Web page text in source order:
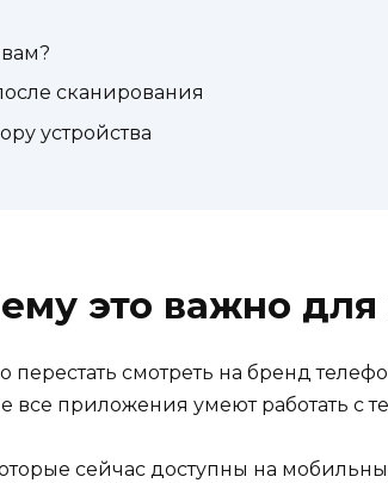
сканирования
устройства
это важно
смотреть на бренд
приложения умеют работать с
сейчас доступны на